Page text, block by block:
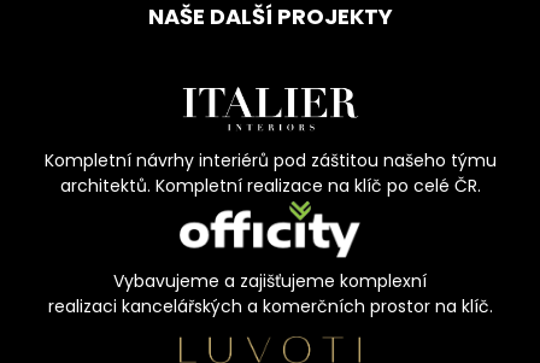
NAŠE DALŠÍ PROJEKTY
Kompletní návrhy interiérů pod záštitou našeho týmu
architektů. Kompletní realizace na klíč po celé ČR.
Vybavujeme a zajišťujeme komplexní
realizaci kancelářských a komerčních prostor na klíč.